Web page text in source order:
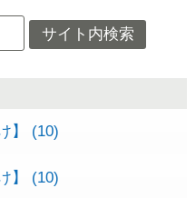
】 (10)
】 (10)